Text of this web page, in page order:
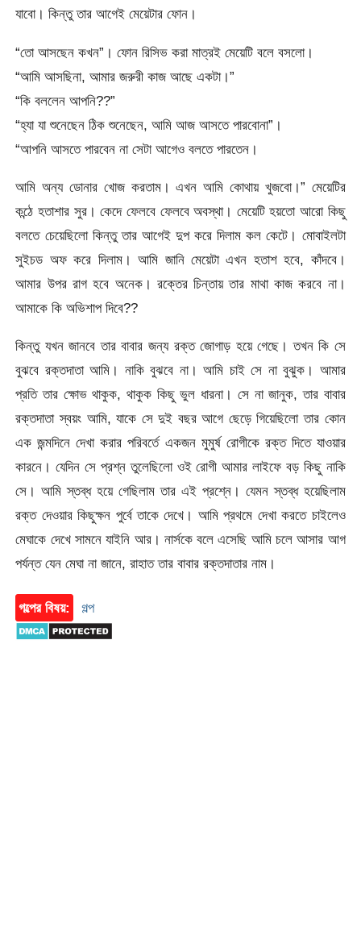
যাবো। কিন্তু তার আগেই মেয়েটার ফোন।
“তো আসছেন কখন”। ফোন রিসিভ করা মাত্রই মেয়েটি বলে বসলো।
“আমি আসছিনা, আমার জরুরী কাজ আছে একটা।”
“কি বললেন আপনি??”
“হ্যা যা শুনেছেন ঠিক শুনেছেন, আমি আজ আসতে পারবোনা”।
“আপনি আসতে পারবেন না সেটা আগেও বলতে পারতেন।
আমি অন্য ডোনার খোজ করতাম। এখন আমি কোথায় খুজবো।” মেয়েটির
কন্ঠে হতাশার সুর। কেদে ফেলবে ফেলবে অবস্থা। মেয়েটি হয়তো আরো কিছু
বলতে চেয়েছিলো কিন্তু তার আগেই দুপ করে দিলাম কল কেটে। মোবাইলটা
সুইচড অফ করে দিলাম। আমি জানি মেয়েটা এখন হতাশ হবে, কাঁদবে।
আমার উপর রাগ হবে অনেক। রক্তের চিন্তায় তার মাথা কাজ করবে না।
আমাকে কি অভিশাপ দিবে??
কিন্তু যখন জানবে তার বাবার জন্য রক্ত জোগাড় হয়ে গেছে। তখন কি সে
বুঝবে রক্তদাতা আমি। নাকি বুঝবে না। আমি চাই সে না বুঝুক। আমার
প্রতি তার ক্ষোভ থাকুক, থাকুক কিছু ভুল ধারনা। সে না জানুক, তার বাবার
রক্তদাতা স্বয়ং আমি, যাকে সে দুই বছর আগে ছেড়ে গিয়েছিলো তার কোন
এক জন্মদিনে দেখা করার পরিবর্তে একজন মুমুর্ষ রোগীকে রক্ত দিতে যাওয়ার
কারনে। যেদিন সে প্রশ্ন তুলেছিলো ওই রোগী আমার লাইফে বড় কিছু নাকি
সে। আমি স্তব্ধ হয়ে গেছিলাম তার এই প্রশ্নে। যেমন স্তব্ধ হয়েছিলাম
রক্ত দেওয়ার কিছুক্ষন পুর্বে তাকে দেখে। আমি প্রথমে দেখা করতে চাইলেও
মেঘাকে দেখে সামনে যাইনি আর। নার্সকে বলে এসেছি আমি চলে আসার আগ
পর্যন্ত যেন মেঘা না জানে, রাহাত তার বাবার রক্তদাতার নাম।
গল্পের বিষয়: গল্প